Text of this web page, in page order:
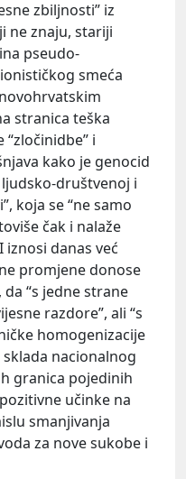
zbiljnosti” iz
ne znaju, stariji
pseudo-
smeća
stranica teška
i
kako je genocid
društvenoj i
koja se “ne samo
čak i nalaže
iznosi danas već
promjene donose
“s jedne strane
razdore”, ali “s
homogenizacije
nacionalnog
granica pojedinih
učinke na
smanjivanja
za nove sukobe i